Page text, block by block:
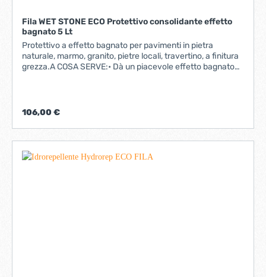
Fila WET STONE ECO Protettivo consolidante effetto
bagnato 5 Lt
Protettivo a effetto bagnato per pavimenti in pietra
naturale, marmo, granito, pietre locali, travertino, a finitura
grezza.A COSA SERVE:• Dà un piacevole effetto bagnato
marmo anticatoI VANTAGGI:• Impartisce un effetto
certificato “Idoneo per contatto con gli alimenti”.• Non
ingiallisce in alcuna condizione ambientale e di
invecchiamento.• Non si scrosta. ideale per MARMO E
GRANITO GREZZI PIETRA E AGGLOMERATI GREZZI TUFO
106,00 €